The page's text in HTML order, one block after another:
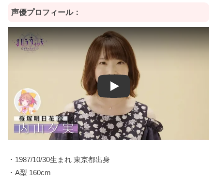
声優プロフィール：
・1987/10/30生まれ 東京都出身
・A型 160cm